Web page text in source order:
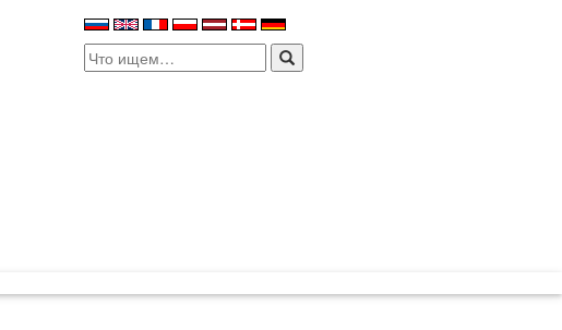
Search
for: